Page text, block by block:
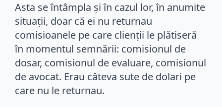
Asta se întâmpla şi în cazul lor, în anumite
situaţii, doar că ei nu returnau
comisioanele pe care clienţii le plătiseră
în momentul semnării: comisionul de
dosar, comisionul de evaluare, comisionul
de avocat. Erau câteva sute de dolari pe
care nu le returnau.